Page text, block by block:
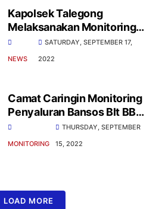
Kapolsek Talegong
Melaksanakan Monitoring
dan Pengamanan Kegiatan
Penyaluran BLT BBM dan
NEWS
SATURDAY, SEPTEMBER 17,
2022
Camat Caringin Monitoring
Penyaluran Bansos Blt BBM
Di 3 Desa Yang Ada Di
Kecamatan Carungin
MONITORING
THURSDAY, SEPTEMBER
15, 2022
LOAD MORE